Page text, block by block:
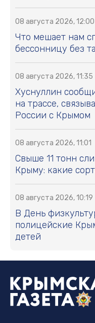
08 августа 2026, 12:00
Что мешает нам
бессонницу без
08 августа 2026, 11:35
Хуснуллин
на трассе,
России с Крымом
08 августа 2026, 11:01
Свыше 11 тонн
Крыму: какие
08 августа 2026, 10:19
В День
полицейские
детей